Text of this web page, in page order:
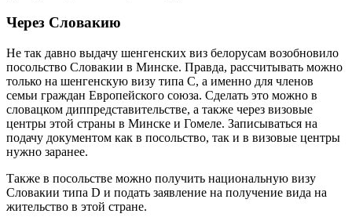
Через Словакию
Не так давно выдачу шенгенских виз белорусам возобновило
посольство Словакии в Минске. Правда, рассчитывать можно
только на шенгенскую визу типа С, а именно для членов
семьи граждан Европейского союза. Сделать это можно в
словацком диппредставительстве, а также через визовые
центры этой страны в Минске и Гомеле. Записываться на
подачу документом как в посольство, так и в визовые центры
нужно заранее.
Также в посольстве можно получить национальную визу
Словакии типа D и подать заявление на получение вида на
жительство в этой стране.